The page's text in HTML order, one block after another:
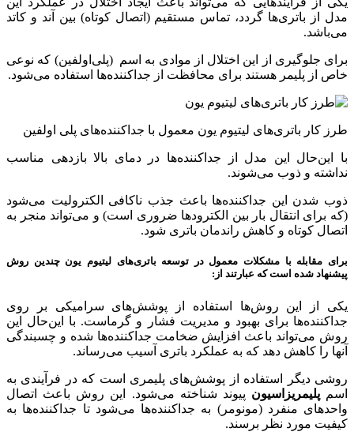
مدل از باتری‌ها گردد، تماس مستقیم (اتصال کوتاه) بین آند و کاتد
می‌باشد.
برای جلوگیری از این اختلال از موادی به اسم (پلی‌اولفین) که نوعی
خاص از پلیمر هستند برای محافظت از جداکننده‌ها استفاده می‌شود.
طرز کار باتری‌های لیتیوم یون معمول با جداکننده‌های پلی اولفین
با این‌حال این مدل از جداکننده‌ها در دمای بالا بازدهی مناسب
نداشته و ذوب می‌شوند.
ذوب شدن این جداکننده‌ها باعث جذب ناکافی الکترولیت می‌شود
(که برای انتقال بار بین الکترودها ضروری است) و می‌تواند منجر به
اتصال کوتاه و کاهش راندمان باتری شود.
برای مقابله با مشکلات معمول در توسعه باتری‌های لیتیوم یون چندین روش
پیشنهاد شده است که عبارتند از:
یکی از این روش‌ها استفاده از پوشش‌های سرامیکی بر روی
جداکننده‌ها برای بهبود و مدیریت فشار و گرماست. با این‌حال این
روش می‌تواند باعث افزایش ضخامت جداکننده‌ها شده و چسبندگی
آنها را کاهش دهد که به عملکرد باتری آسیب می‌رساند.
روشی دیگر استفاده از پوشش‌های پلیمری است که در فرآیندی به
اسمپلیمریزاسیون پیوند شناخته می‌شود. این روش باعث اتصال
واحدهای منفرد (مونومر) به جداکننده‌ها می‌شود تا جداکننده‌ها به
کیفیت مورد نظر برسند.